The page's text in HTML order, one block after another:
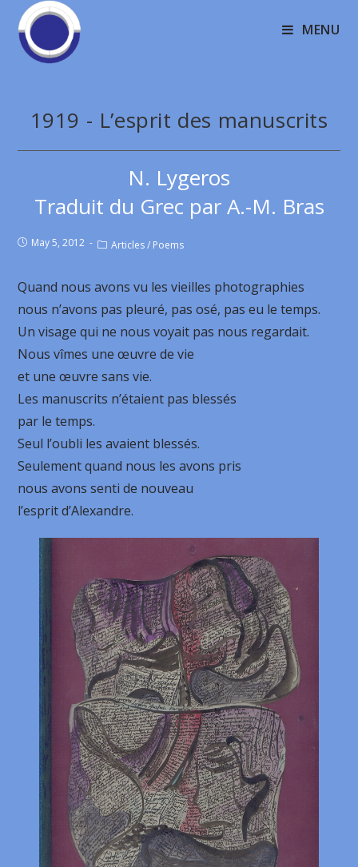
MENU
1919 - L’esprit des manuscrits
N. Lygeros
Traduit du Grec par A.-M. Bras
May 5, 2012 Articles / Poems
Quand nous avons vu les vieilles photographies
nous n’avons pas pleuré, pas osé, pas eu le temps.
Un visage qui ne nous voyait pas nous regardait.
Nous vîmes une œuvre de vie
et une œuvre sans vie.
Les manuscrits n’étaient pas blessés
par le temps.
Seul l’oubli les avaient blessés.
Seulement quand nous les avons pris
nous avons senti de nouveau
l’esprit d’Alexandre.